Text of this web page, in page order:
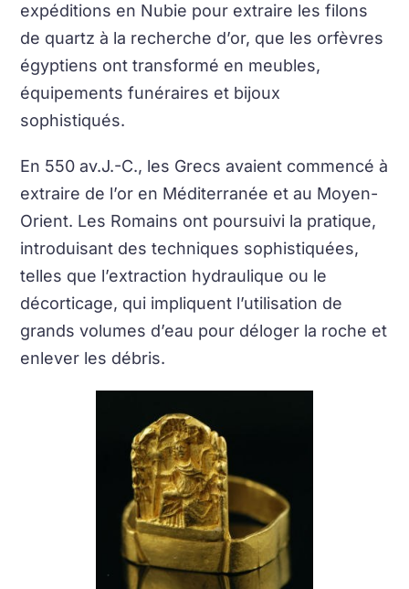
expéditions en Nubie pour extraire les filons
de quartz à la recherche d’or, que les orfèvres
égyptiens ont transformé en meubles,
équipements funéraires et bijoux
sophistiqués.
En 550 av.J.-C., les Grecs avaient commencé à
extraire de l’or en Méditerranée et au Moyen-
Orient. Les Romains ont poursuivi la pratique,
introduisant des techniques sophistiquées,
telles que l’extraction hydraulique ou le
décorticage, qui impliquent l’utilisation de
grands volumes d’eau pour déloger la roche et
enlever les débris.